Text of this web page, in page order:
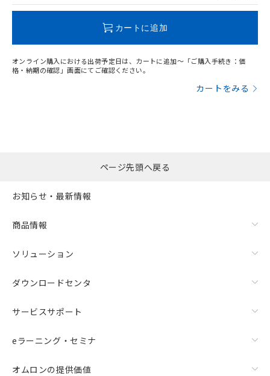
カートに追加
オンライン購入における出荷予定日は、カートに追加～「ご購入手続き：価
格・納期の確認」画面にてご確認ください。
カートをみる
ページ先頭へ戻る
お知らせ・最新情報
商品情報
ソリューション
ダウンロードセンタ
サービスサポート
eラーニング・セミナ
オムロンの提供価値